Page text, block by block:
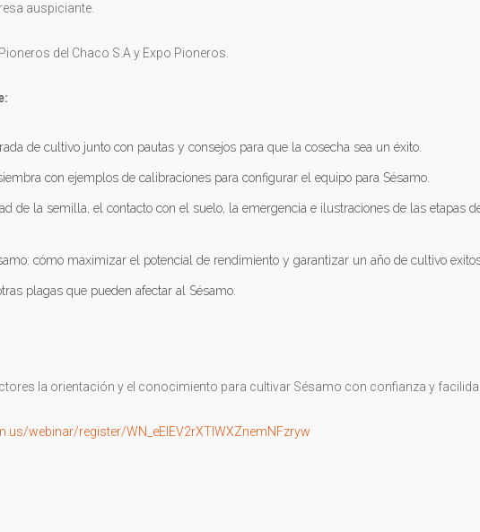
auspiciante.
del Chaco S.A y Expo Pioneros.
de cultivo junto con pautas y consejos para que la cosecha sea un éxito.
con ejemplos de calibraciones para configurar el equipo para Sésamo.
de la semilla, el contacto con el suelo, la emergencia e ilustraciones de las etapas
cómo maximizar el potencial de rendimiento y garantizar un año de cultivo
plagas que pueden afectar al Sésamo.
la orientación y el conocimiento para cultivar Sésamo con confianza y
webinar/register/WN_eEIEV2rXTlWXZnemNFzryw